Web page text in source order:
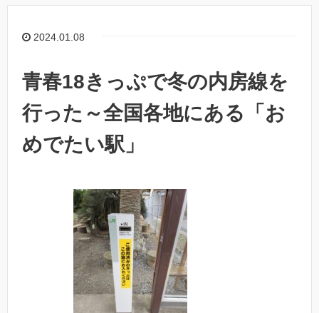
2024.01.08
青春18きっぷで冬の内房線を
行った～全国各地にある「お
めでたい駅」